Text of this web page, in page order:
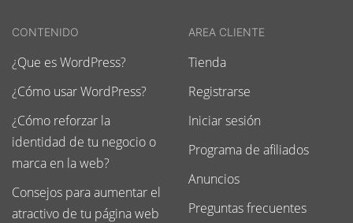
CONTENIDO
¿Que es WordPress?
¿Cómo usar WordPress?
¿Cómo reforzar la
identidad de tu negocio o
marca en la web?
Consejos para aumentar el
atractivo de tu página web
AREA CLIENTE
Tienda
Registrarse
Iniciar sesión
Programa de afiliados
Anuncios
Preguntas frecuentes